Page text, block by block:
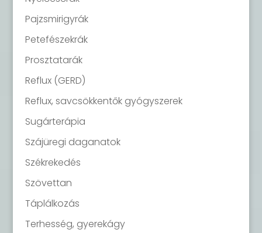
Pajzsmirigyrák
Petefészekrák
Prosztatarák
Reflux (GERD)
Reflux, savcsökkentők gyógyszerek
Sugárterápia
Szájüregi daganatok
Székrekedés
Szövettan
Táplálkozás
Terhesség, gyerekágy